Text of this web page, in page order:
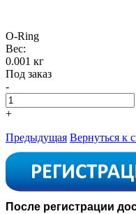
O-Ring
Вес:
0.001 кг
Под заказ
-
+
Предыдущая Вернуться к
После регистрации